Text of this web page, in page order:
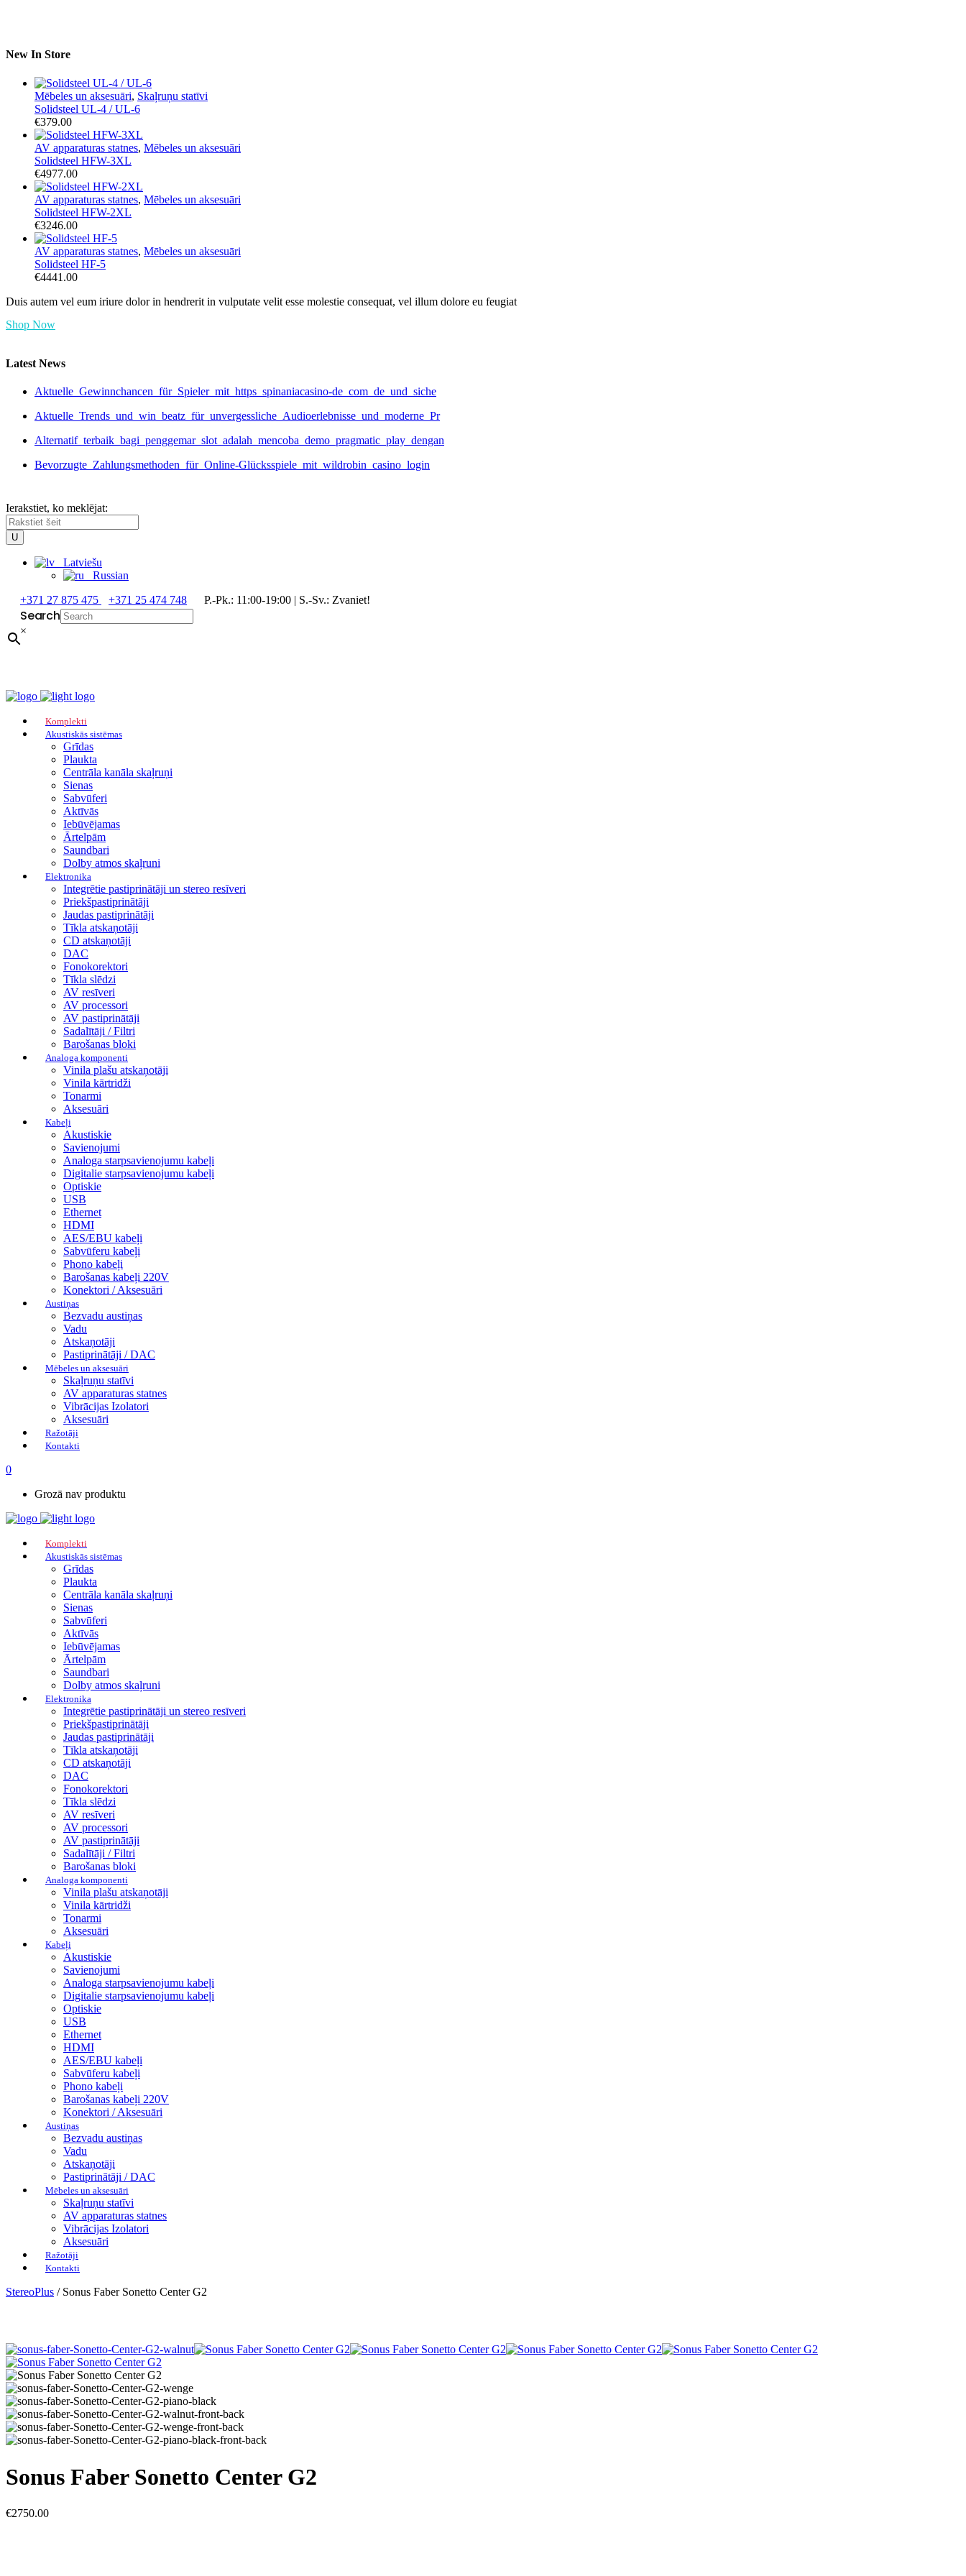
New In Store
Mēbeles un aksesuāri, Skaļruņu statīvi
Solidsteel UL-4 / UL-6
€379.00
AV apparaturas statnes, Mēbeles un aksesuāri
Solidsteel HFW-3XL
€4977.00
AV apparaturas statnes, Mēbeles un aksesuāri
Solidsteel HFW-2XL
€3246.00
AV apparaturas statnes, Mēbeles un aksesuāri
Solidsteel HF-5
€4441.00
Duis autem vel eum iriure dolor in hendrerit in vulputate velit esse molestie consequat, vel illum dolore eu feugiat
Shop Now
Latest News
Aktuelle_Gewinnchancen_für_Spieler_mit_https_spinaniacasino-de_com_de_und_siche
Aktuelle_Trends_und_win_beatz_für_unvergessliche_Audioerlebnisse_und_moderne_Pr
Alternatif_terbaik_bagi_penggemar_slot_adalah_mencoba_demo_pragmatic_play_dengan
Bevorzugte_Zahlungsmethoden_für_Online-Glücksspiele_mit_wildrobin_casino_login
Ierakstiet, ko meklējat:
Latviešu
Russian
+371 27 875 475
+371 25 474 748 P.-Pk.: 11:00-19:00 | S.-Sv.: Zvaniet!
Search
×
Komplekti
Akustiskās sistēmas
Grīdas
Plaukta
Centrāla kanāla skaļruņi
Sienas
Sabvūferi
Aktīvās
Iebūvējamas
Ārtelpām
Saundbari
Dolby atmos skaļruni
Elektronika
Integrētie pastiprinātāji un stereo resīveri
Priekšpastiprinātāji
Jaudas pastiprinātāji
Tīkla atskaņotāji
CD atskaņotāji
DAC
Fonokorektori
Tīkla slēdzi
AV resīveri
AV processori
AV pastiprinātāji
Sadalītāji / Filtri
Barošanas bloki
Analoga komponenti
Vinila plašu atskaņotāji
Vinila kārtridži
Tonarmi
Aksesuāri
Kabeļi
Akustiskie
Savienojumi
Analoga starpsavienojumu kabeļi
Digitalie starpsavienojumu kabeļi
Optiskie
USB
Ethernet
HDMI
AES/EBU kabeļi
Sabvūferu kabeļi
Phono kabeļi
Barošanas kabeļi 220V
Konektori / Aksesuāri
Austiņas
Bezvadu austiņas
Vadu
Atskaņotāji
Pastiprinātāji / DAC
Mēbeles un aksesuāri
Skaļruņu statīvi
AV apparaturas statnes
Vibrācijas Izolatori
Aksesuāri
Ražotāji
Kontakti
0
Grozā nav produktu
Komplekti
Akustiskās sistēmas
Grīdas
Plaukta
Centrāla kanāla skaļruņi
Sienas
Sabvūferi
Aktīvās
Iebūvējamas
Ārtelpām
Saundbari
Dolby atmos skaļruni
Elektronika
Integrētie pastiprinātāji un stereo resīveri
Priekšpastiprinātāji
Jaudas pastiprinātāji
Tīkla atskaņotāji
CD atskaņotāji
DAC
Fonokorektori
Tīkla slēdzi
AV resīveri
AV processori
AV pastiprinātāji
Sadalītāji / Filtri
Barošanas bloki
Analoga komponenti
Vinila plašu atskaņotāji
Vinila kārtridži
Tonarmi
Aksesuāri
Kabeļi
Akustiskie
Savienojumi
Analoga starpsavienojumu kabeļi
Digitalie starpsavienojumu kabeļi
Optiskie
USB
Ethernet
HDMI
AES/EBU kabeļi
Sabvūferu kabeļi
Phono kabeļi
Barošanas kabeļi 220V
Konektori / Aksesuāri
Austiņas
Bezvadu austiņas
Vadu
Atskaņotāji
Pastiprinātāji / DAC
Mēbeles un aksesuāri
Skaļruņu statīvi
AV apparaturas statnes
Vibrācijas Izolatori
Aksesuāri
Ražotāji
Kontakti
StereoPlus / Sonus Faber Sonetto Center G2
Sonus Faber Sonetto Center G2
€2750.00